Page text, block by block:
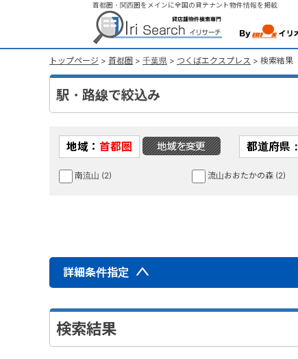
首都圏・関西圏をメインに全国の貸テナント物件情報を掲載
トップページ > 首都圏 > 千葉県 > つくばエクスプレス > 検索結果
駅・路線で絞込み
地域： 首都圏 都道府県：
南流山 (2) 流山おおたかの森 (2)
詳細条件指定
検索結果